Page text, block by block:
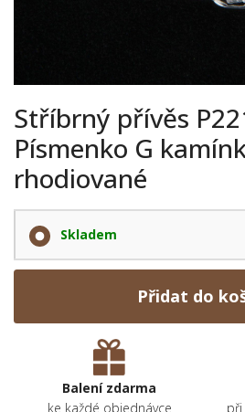
Stříbrný přívěs
Písmenko G
rhodiované
Skladem
Přidat do
Balení zdarma
ke každé objednávce